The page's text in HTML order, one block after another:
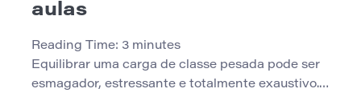
aulas
Reading Time: 3 minutes
Equilibrar uma carga de classe pesada pode ser
esmagador, estressante e totalmente exaustivo.